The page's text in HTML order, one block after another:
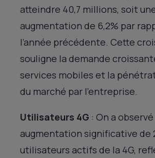
atteindre 40,7 millions, soit
augmentation de 6,2% par
l’année précédente. Cette
souligne la demande
services mobiles et la
du marché par l’entreprise.
Utilisateurs 4G : On a
augmentation significative de
utilisateurs actifs de la 4G,